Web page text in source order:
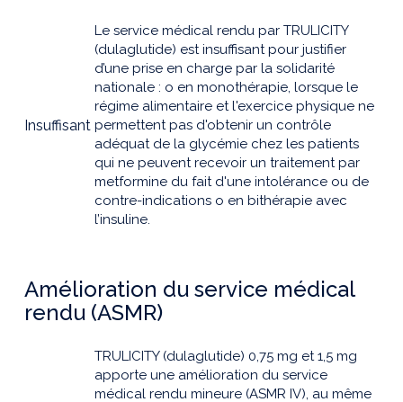
Insuffisant
Le service médical rendu par TRULICITY
(dulaglutide) est insuffisant pour justifier
d’une prise en charge par la solidarité
nationale : o en monothérapie, lorsque le
régime alimentaire et l'exercice physique ne
permettent pas d'obtenir un contrôle
adéquat de la glycémie chez les patients
qui ne peuvent recevoir un traitement par
metformine du fait d'une intolérance ou de
contre-indications o en bithérapie avec
l’insuline.
Amélioration du service médical
rendu (ASMR)
TRULICITY (dulaglutide) 0,75 mg et 1,5 mg
apporte une amélioration du service
médical rendu mineure (ASMR IV), au même